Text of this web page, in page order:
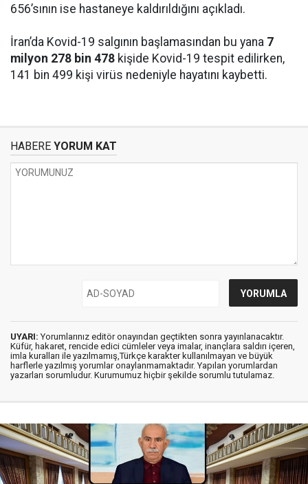
656’sının ise hastaneye kaldırıldığını açıkladı.
İran’da Kovid-19 salgının başlamasından bu yana 7
milyon 278 bin 478 kişide Kovid-19 tespit edilirken,
141 bin 499 kişi virüs nedeniyle hayatını kaybetti.
HABERE YORUM KAT
UYARI: Yorumlarınız editör onayından geçtikten sonra yayınlanacaktır.
Küfür, hakaret, rencide edici cümleler veya imalar, inançlara saldırı içeren,
imla kuralları ile yazılmamış,Türkçe karakter kullanılmayan ve büyük
harflerle yazılmış yorumlar onaylanmamaktadır. Yapılan yorumlardan
yazarları sorumludur. Kurumumuz hiçbir şekilde sorumlu tutulamaz.